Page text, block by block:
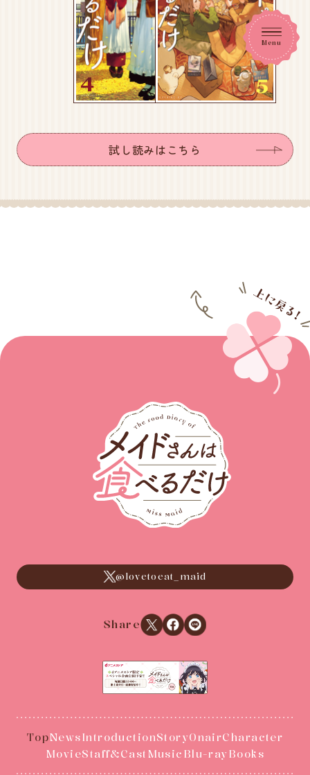
Menu
試し読みはこちら
@lovetoeat_maid
ShareXでシェアする
Facebookでシェアする
LINEでシェアする
TopNewsIntroductionStoryOnairCharacter
MovieStaff&Cast Music Blu-ray Books